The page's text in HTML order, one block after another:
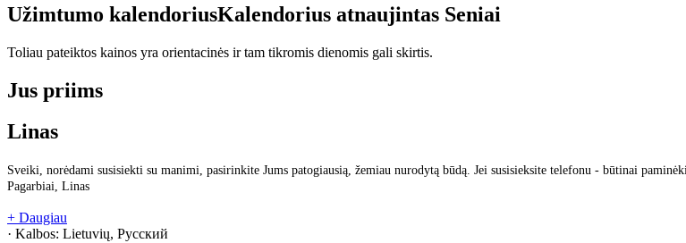
Užimtumo kalendoriusKalendorius atnaujintas Seniai
Toliau pateiktos kainos yra orientacinės ir tam tikromis dienomis gali skirtis.
Jus priims
Linas
Sveiki, norėdami susisiekti su manimi, pasirinkite Jums patogiausią, žemiau nurodytą būdą. Jei susisieksite telefonu - būtinai
Pagarbiai, Linas
+ Daugiau
· Kalbos: Lietuvių, Русский